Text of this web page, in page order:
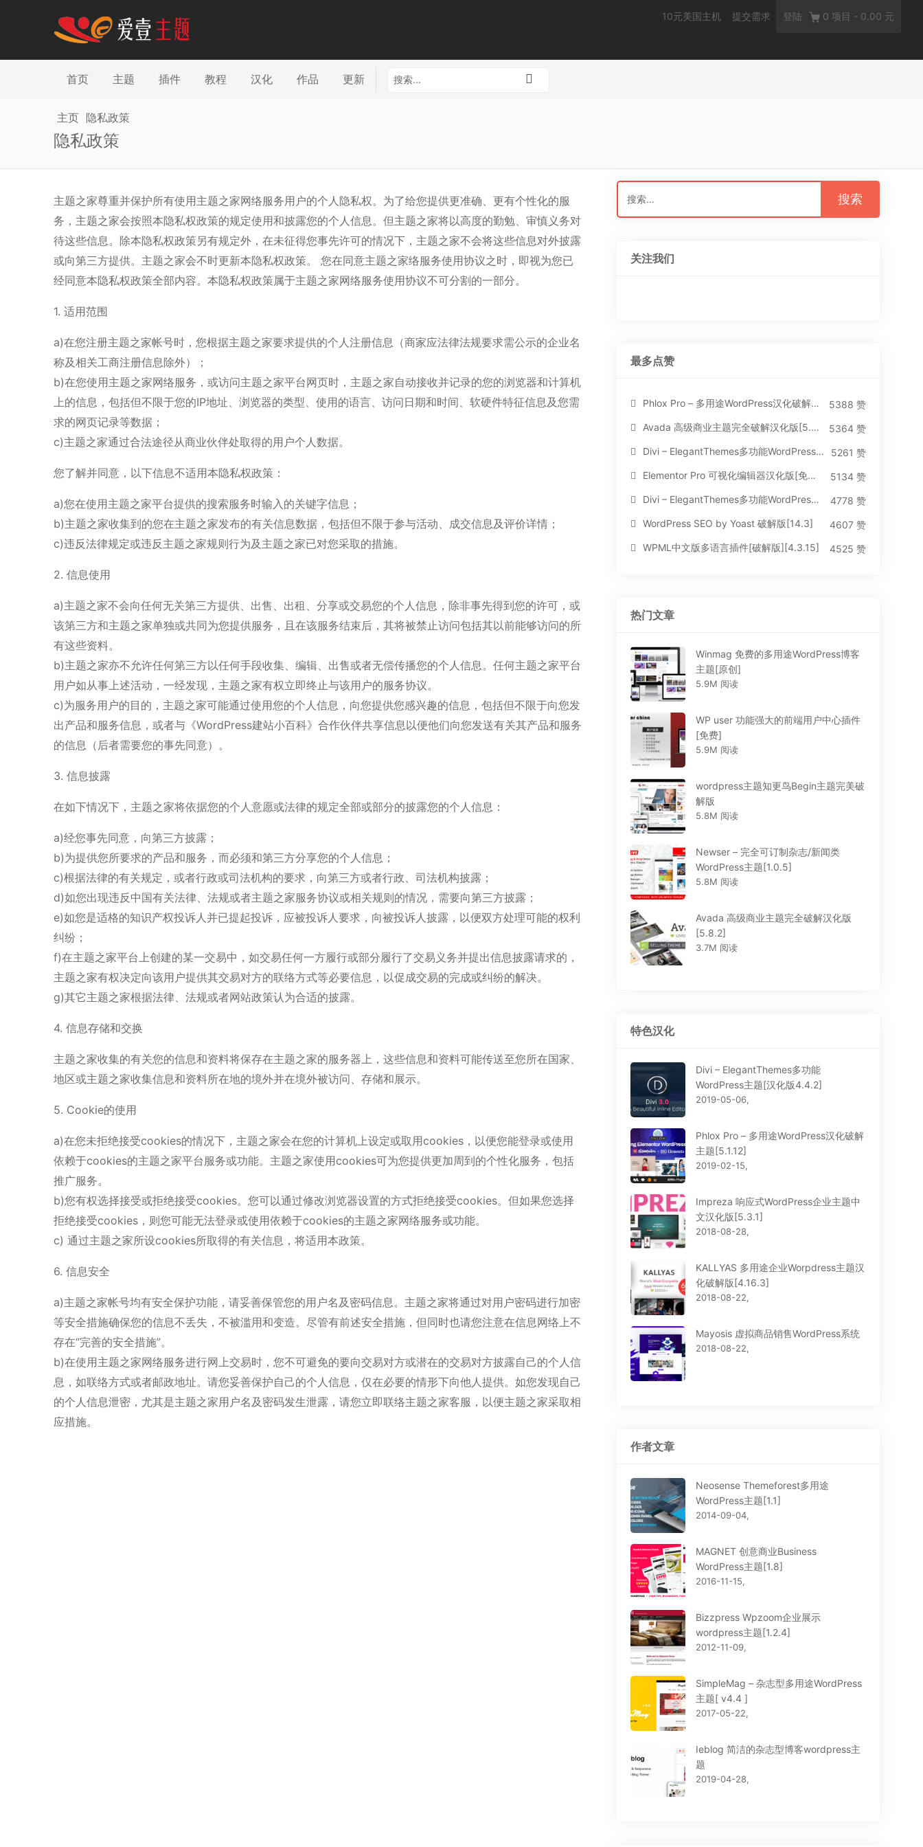
10元美国主机 提交需求 登陆 0 项目 - 0.00 元
首页 主题 插件 教程 汉化 作品 更新
主页 隐私政策
隐私政策
主题之家尊重并保护所有使用主题之家网络服务用户的个人隐私权。为了给您提供更准确、更有个性化的服
务，主题之家会按照本隐私权政策的规定使用和披露您的个人信息。但主题之家将以高度的勤勉、审慎义务对
待这些信息。除本隐私权政策另有规定外，在未征得您事先许可的情况下，主题之家不会将这些信息对外披露
或向第三方提供。主题之家会不时更新本隐私权政策。 您在同意主题之家络服务使用协议之时，即视为您已
经同意本隐私权政策全部内容。本隐私权政策属于主题之家网络服务使用协议不可分割的一部分。
1. 适用范围
a)在您注册主题之家帐号时，您根据主题之家要求提供的个人注册信息（商家应法律法规要求需公示的企业名
称及相关工商注册信息除外）；
b)在您使用主题之家网络服务，或访问主题之家平台网页时，主题之家自动接收并记录的您的浏览器和计算机
上的信息，包括但不限于您的IP地址、浏览器的类型、使用的语言、访问日期和时间、软硬件特征信息及您需
求的网页记录等数据；
c)主题之家通过合法途径从商业伙伴处取得的用户个人数据。
您了解并同意，以下信息不适用本隐私权政策：
a)您在使用主题之家平台提供的搜索服务时输入的关键字信息；
b)主题之家收集到的您在主题之家发布的有关信息数据，包括但不限于参与活动、成交信息及评价详情；
c)违反法律规定或违反主题之家规则行为及主题之家已对您采取的措施。
2. 信息使用
a)主题之家不会向任何无关第三方提供、出售、出租、分享或交易您的个人信息，除非事先得到您的许可，或
该第三方和主题之家单独或共同为您提供服务，且在该服务结束后，其将被禁止访问包括其以前能够访问的所
有这些资料。
b)主题之家亦不允许任何第三方以任何手段收集、编辑、出售或者无偿传播您的个人信息。任何主题之家平台
用户如从事上述活动，一经发现，主题之家有权立即终止与该用户的服务协议。
c)为服务用户的目的，主题之家可能通过使用您的个人信息，向您提供您感兴趣的信息，包括但不限于向您发
出产品和服务信息，或者与《WordPress建站小百科》合作伙伴共享信息以便他们向您发送有关其产品和服务
的信息（后者需要您的事先同意）。
3. 信息披露
在如下情况下，主题之家将依据您的个人意愿或法律的规定全部或部分的披露您的个人信息：
a)经您事先同意，向第三方披露；
b)为提供您所要求的产品和服务，而必须和第三方分享您的个人信息；
c)根据法律的有关规定，或者行政或司法机构的要求，向第三方或者行政、司法机构披露；
d)如您出现违反中国有关法律、法规或者主题之家服务协议或相关规则的情况，需要向第三方披露；
e)如您是适格的知识产权投诉人并已提起投诉，应被投诉人要求，向被投诉人披露，以便双方处理可能的权利
纠纷；
f)在主题之家平台上创建的某一交易中，如交易任何一方履行或部分履行了交易义务并提出信息披露请求的，
主题之家有权决定向该用户提供其交易对方的联络方式等必要信息，以促成交易的完成或纠纷的解决。
g)其它主题之家根据法律、法规或者网站政策认为合适的披露。
4. 信息存储和交换
主题之家收集的有关您的信息和资料将保存在主题之家的服务器上，这些信息和资料可能传送至您所在国家、
地区或主题之家收集信息和资料所在地的境外并在境外被访问、存储和展示。
5. Cookie的使用
a)在您未拒绝接受cookies的情况下，主题之家会在您的计算机上设定或取用cookies，以便您能登录或使用
依赖于cookies的主题之家平台服务或功能。主题之家使用cookies可为您提供更加周到的个性化服务，包括
推广服务。
b)您有权选择接受或拒绝接受cookies。您可以通过修改浏览器设置的方式拒绝接受cookies。但如果您选择
拒绝接受cookies，则您可能无法登录或使用依赖于cookies的主题之家网络服务或功能。
c) 通过主题之家所设cookies所取得的有关信息，将适用本政策。
6. 信息安全
a)主题之家帐号均有安全保护功能，请妥善保管您的用户名及密码信息。主题之家将通过对用户密码进行加密
等安全措施确保您的信息不丢失，不被滥用和变造。尽管有前述安全措施，但同时也请您注意在信息网络上不
存在“完善的安全措施”。
b)在使用主题之家网络服务进行网上交易时，您不可避免的要向交易对方或潜在的交易对方披露自己的个人信
息，如联络方式或者邮政地址。请您妥善保护自己的个人信息，仅在必要的情形下向他人提供。如您发现自己
的个人信息泄密，尤其是主题之家用户名及密码发生泄露，请您立即联络主题之家客服，以便主题之家采取相
应措施。
搜
索：
关注我们
最多点赞
Phlox Pro – 多用途WordPress汉化破解主题[5.1.12]
5388 赞
Avada 高级商业主题完全破解汉化版[5.8.2]
5364 赞
Divi – ElegantThemes多功能WordPress主题[汉化版4.4.2]
5261 赞
Elementor Pro 可视化编辑器汉化版[免费持续更新]
5134 赞
Divi – ElegantThemes多功能WordPress主题[汉化版3.1.95]
4778 赞
WordPress SEO by Yoast 破解版[14.3]
4607 赞
WPML中文版多语言插件[破解版][4.3.15]
4525 赞
热门文章
Winmag 免费的多用途WordPress博客
主题[原创]
5.9M 阅读
WP user 功能强大的前端用户中心插件
[免费]
5.9M 阅读
wordpress主题知更鸟Begin主题完美破
解版
5.8M 阅读
Newser – 完全可订制杂志/新闻类
WordPress主题[1.0.5]
5.8M 阅读
Avada 高级商业主题完全破解汉化版
[5.8.2]
3.7M 阅读
特色汉化
Divi – ElegantThemes多功能
WordPress主题[汉化版4.4.2]
2019-05-06,
Phlox Pro – 多用途WordPress汉化破解
主题[5.1.12]
2019-02-15,
Impreza 响应式WordPress企业主题中
文汉化版[5.3.1]
2018-08-28,
KALLYAS 多用途企业Worpdress主题汉
化破解版[4.16.3]
2018-08-22,
Mayosis 虚拟商品销售WordPress系统
2018-08-22,
作者文章
Neosense Themeforest多用途
WordPress主题[1.1]
2014-09-04,
MAGNET 创意商业Business
WordPress主题[1.8]
2016-11-15,
Bizzpress Wpzoom企业展示
wordpress主题[1.2.4]
2012-11-09,
SimpleMag – 杂志型多用途WordPress
主题[ v4.4 ]
2017-05-22,
Ieblog 简洁的杂志型博客wordpress主
题
2019-04-28,